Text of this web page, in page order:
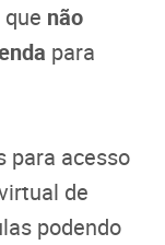
não
para
para acesso
de
podendo